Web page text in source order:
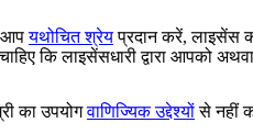
आपयथोचित श्रेयप्रदान करें, लाइसेंस
कि लाइसेंसधारी द्वारा आपको
का उपयोगवाणिज्यिक उद्देश्योंसे नहीं